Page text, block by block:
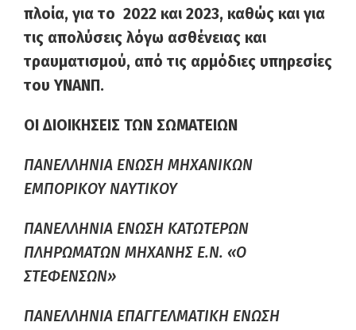
πλοία, για το 2022 και 2023, καθώς και για
τις απολύσεις λόγω ασθένειας και
τραυματισμού, από τις αρμόδιες υπηρεσίες
του ΥΝΑΝΠ.
ΟΙ ΔΙΟΙΚΗΣΕΙΣ ΤΩΝ ΣΩΜΑΤΕΙΩΝ
ΠΑΝΕΛΛΗΝΙΑ ΕΝΩΣΗ ΜΗΧΑΝΙΚΩΝ
ΕΜΠΟΡΙΚΟΥ ΝΑΥΤΙΚΟΥ
ΠΑΝΕΛΛΗΝΙΑ ΕΝΩΣΗ ΚΑΤΩΤΕΡΩΝ
ΠΛΗΡΩΜΑΤΩΝ ΜΗΧΑΝΗΣ Ε.Ν. «Ο
ΣΤΕΦΕΝΣΩΝ»
ΠΑΝΕΛΛΗΝΙΑ ΕΠΑΓΓΕΛΜΑΤΙΚΗ ΕΝΩΣΗ